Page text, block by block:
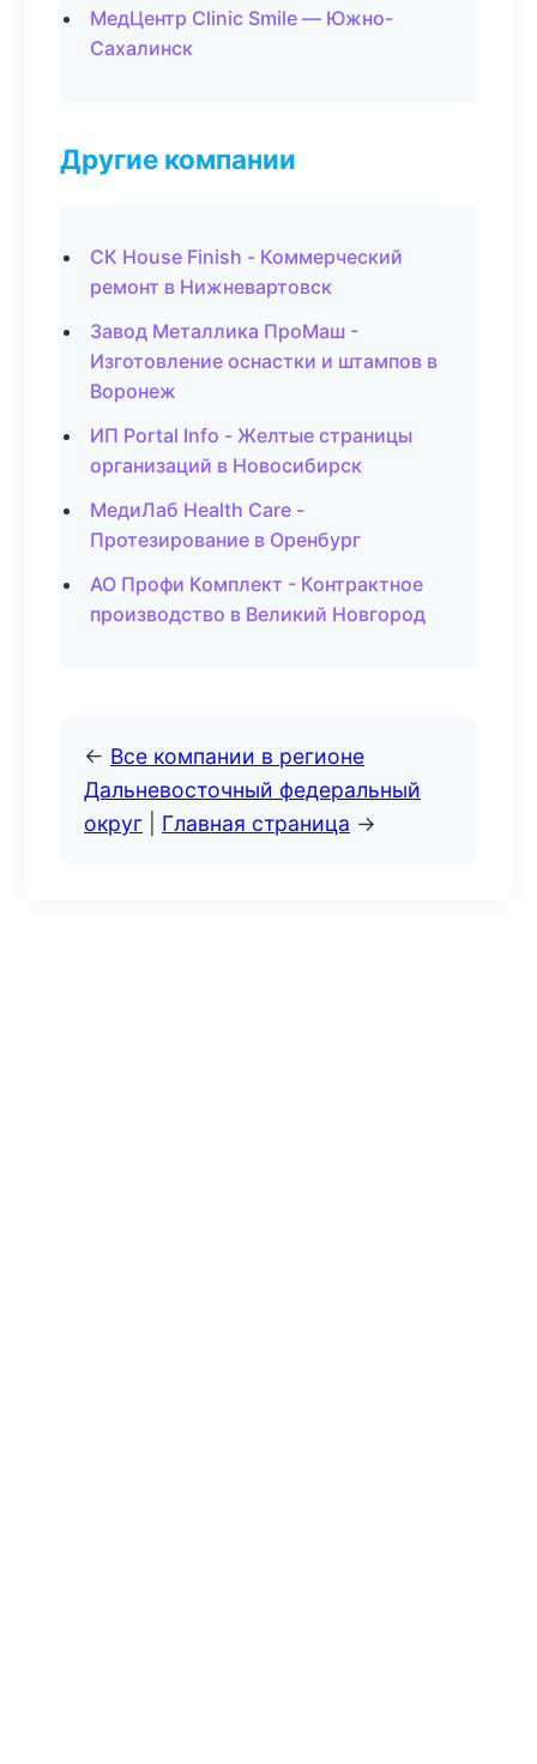
МедЦентр Clinic Smile — Южно-
Сахалинск
Другие компании
СК House Finish - Коммерческий
ремонт в Нижневартовск
Завод Металлика ПроМаш -
Изготовление оснастки и штампов в
Воронеж
ИП Portal Info - Желтые страницы
организаций в Новосибирск
МедиЛаб Health Care -
Протезирование в Оренбург
АО Профи Комплект - Контрактное
производство в Великий Новгород
← Все компании в регионе
Дальневосточный федеральный
округ
Главная страница →